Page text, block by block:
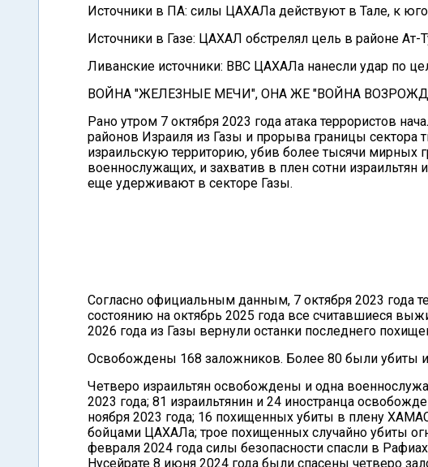
Источники в ПА: силы ЦАХАЛа действуют в Тале, к
Источники в Газе: ЦАХАЛ обстрелял цель в районе Ат-
Ливанские источники: ВВС ЦАХАЛа нанесли удар по
ВОЙНА "ЖЕЛЕЗНЫЕ МЕЧИ", ОНА ЖЕ "ВОЙНА
Рано утром 7 октября 2023 года атака террористов
районов Израиля из Газы и прорыва границы сектора
израильскую территорию, убив более тысячи мирных
военнослужащих, и захватив в плен сотни
еще удерживают в секторе Газы.
Согласно официальным данным, 7 октября 2023 года
состоянию на октябрь 2025 года все считавшиеся
2026 года из Газы вернули останки последнего
Освобождены 168 заложников. Более 80 были убиты
Четверо израильтян освобождены и одна
2023 года; 81 израильтянин и 24 иностранца
ноября 2023 года; 16 похищенных убиты в плену
бойцами ЦАХАЛа; трое похищенных случайно убиты
февраля 2024 года силы безопасности спасли в
Нусейрате 8 июня 2024 года были спасены четверо